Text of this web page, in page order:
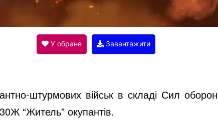
y
V
d
У обране Завантажити
штурмових військ в складі Сил
“Житель” окупантів.